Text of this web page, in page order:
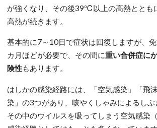
が強くなり、その後39℃以上の高熱ととも
高熱が続きます。
基本的に7～10日で症状は回復しますが、
カ月ほどが必要で、その間に重い合併症に
険性もあります。
はしかの感染経路には、「空気感染」「飛
染」の3つがあり、咳やくしゃみによるし
その中のウイルスを吸ってしまう空気感染